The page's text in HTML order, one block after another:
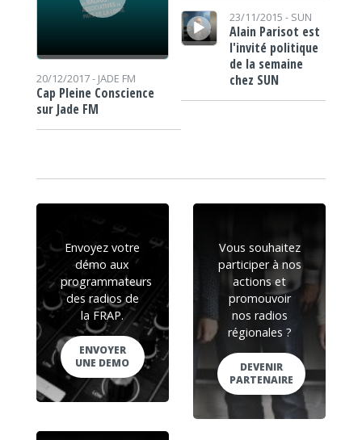
20/12/2017 - JADE FM
Cap Pleine Conscience
sur Jade FM
Lecteur audio
23/11/2015 - SUN
Alain Parisot est
l'invité politique
de la semaine
chez SUN
Envoyez votre
démo aux
programmateurs
des radios de
la FRAP.
ENVOYER
UNE DEMO
Vous souhaitez
participer à nos
actions et
promouvoir
nos radios
régionales ?
DEVENIR
PARTENAIRE